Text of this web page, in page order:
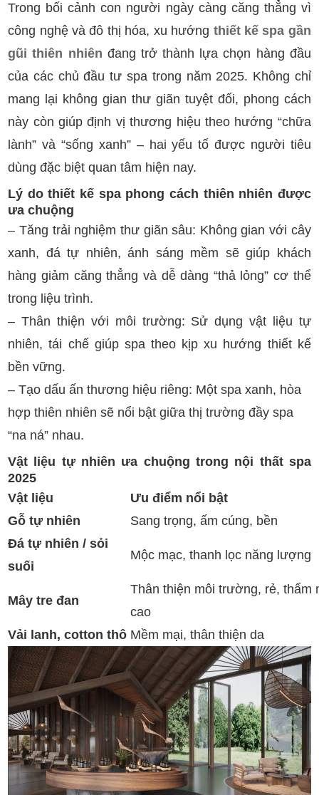
Trong bối cảnh con người ngày càng căng thẳng vì
công nghệ và đô thị hóa, xu hướng thiết kế spa gần
gũi thiên nhiên đang trở thành lựa chọn hàng đầu
của các chủ đầu tư spa trong năm 2025. Không chỉ
mang lại không gian thư giãn tuyệt đối, phong cách
này còn giúp định vị thương hiệu theo hướng “chữa
lành” và “sống xanh” – hai yếu tố được người tiêu
dùng đặc biệt quan tâm hiện nay.
Lý do thiết kế spa phong cách thiên nhiên được
ưa chuộng
– Tăng trải nghiệm thư giãn sâu: Không gian với cây
xanh, đá tự nhiên, ánh sáng mềm sẽ giúp khách
hàng giảm căng thẳng và dễ dàng “thả lỏng” cơ thể
trong liệu trình.
– Thân thiện với môi trường: Sử dụng vật liệu tự
nhiên, tái chế giúp spa theo kịp xu hướng thiết kế
bền vững.
– Tạo dấu ấn thương hiệu riêng: Một spa xanh, hòa
hợp thiên nhiên sẽ nổi bật giữa thị trường đầy spa
“na ná” nhau.
Vật liệu tự nhiên ưa chuộng trong nội thất spa
2025
Vật liệu
Ưu điểm nổi bật
Gỗ tự nhiên
Sang trọng, ấm cúng, bền
Đá tự nhiên / sỏi
suối
Mộc mạc, thanh lọc năng lượng
Mây tre đan
Thân thiện môi trường, rẻ, thẩm
cao
Vải lanh, cotton thô Mềm mại, thân thiện da